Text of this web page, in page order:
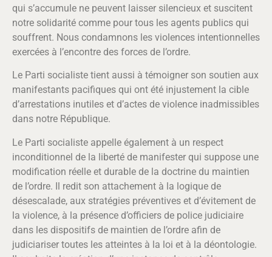
qui s’accumule ne peuvent laisser silencieux et suscitent
notre solidarité comme pour tous les agents publics qui
souffrent. Nous condamnons les violences intentionnelles
exercées à l’encontre des forces de l’ordre.
Le Parti socialiste tient aussi à témoigner son soutien aux
manifestants pacifiques qui ont été injustement la cible
d’arrestations inutiles et d’actes de violence inadmissibles
dans notre République.
Le Parti socialiste appelle également à un respect
inconditionnel de la liberté de manifester qui suppose une
modification réelle et durable de la doctrine du maintien
de l’ordre. Il redit son attachement à la logique de
désescalade, aux stratégies préventives et d’évitement de
la violence, à la présence d’officiers de police judiciaire
dans les dispositifs de maintien de l’ordre afin de
judiciariser toutes les atteintes à la loi et à la déontologie.